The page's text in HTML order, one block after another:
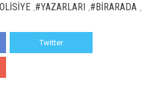
#YAZARLARI #BİRARADA
Twitter